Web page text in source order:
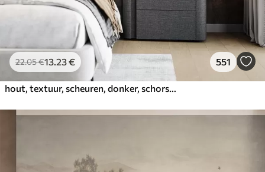
22.05€13 .23€ 551